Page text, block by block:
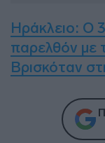
Ηράκλειο: Ο
παρελθόν με
Βρισκόταν